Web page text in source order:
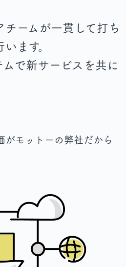
ームが一貫して打ち
ます。
で新サービスを共に
がモットーの弊社だから